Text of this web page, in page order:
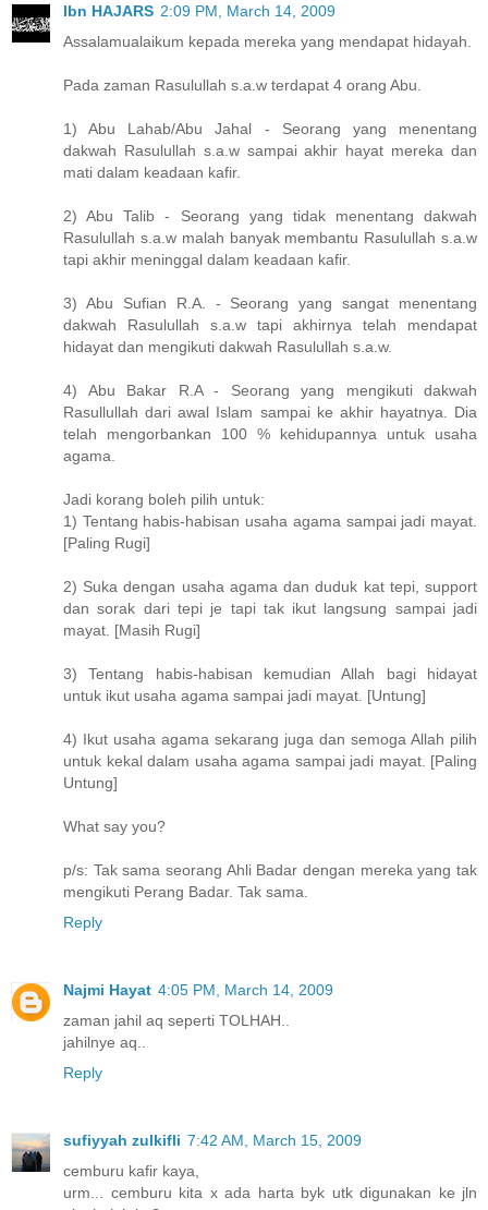
Ibn HAJARS 2:09 PM, March 14, 2009
Assalamualaikum kepada mereka yang mendapat hidayah.
Pada zaman Rasulullah s.a.w terdapat 4 orang Abu.
1) Abu Lahab/Abu Jahal - Seorang yang menentang
dakwah Rasulullah s.a.w sampai akhir hayat mereka dan
mati dalam keadaan kafir.
2) Abu Talib - Seorang yang tidak menentang dakwah
Rasulullah s.a.w malah banyak membantu Rasulullah s.a.w
tapi akhir meninggal dalam keadaan kafir.
3) Abu Sufian R.A. - Seorang yang sangat menentang
dakwah Rasulullah s.a.w tapi akhirnya telah mendapat
hidayat dan mengikuti dakwah Rasulullah s.a.w.
4) Abu Bakar R.A - Seorang yang mengikuti dakwah
Rasullullah dari awal Islam sampai ke akhir hayatnya. Dia
telah mengorbankan 100 % kehidupannya untuk usaha
agama.
Jadi korang boleh pilih untuk:
1) Tentang habis-habisan usaha agama sampai jadi mayat.
[Paling Rugi]
2) Suka dengan usaha agama dan duduk kat tepi, support
dan sorak dari tepi je tapi tak ikut langsung sampai jadi
mayat. [Masih Rugi]
3) Tentang habis-habisan kemudian Allah bagi hidayat
untuk ikut usaha agama sampai jadi mayat. [Untung]
4) Ikut usaha agama sekarang juga dan semoga Allah pilih
untuk kekal dalam usaha agama sampai jadi mayat. [Paling
Untung]
What say you?
p/s: Tak sama seorang Ahli Badar dengan mereka yang tak
mengikuti Perang Badar. Tak sama.
Reply
Najmi Hayat 4:05 PM, March 14, 2009
zaman jahil aq seperti TOLHAH..
jahilnye aq..
Reply
sufiyyah zulkifli 7:42 AM, March 15, 2009
cemburu kafir kaya,
urm... cemburu kita x ada harta byk utk digunakan ke jln